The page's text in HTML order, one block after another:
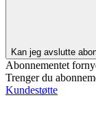
Kan jeg avslutte
Abonnementet
Trenger du
Kundestøtte